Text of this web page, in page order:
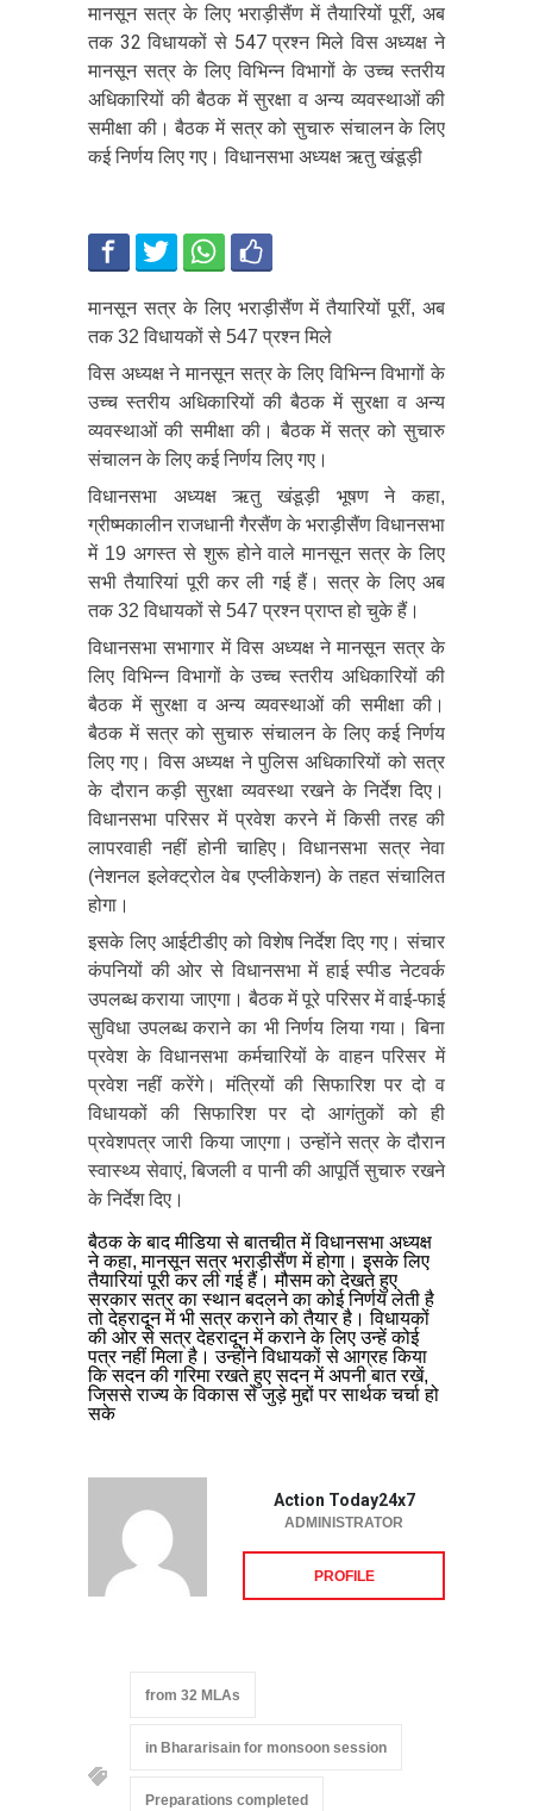
मानसून सत्र के लिए भराड़ीसैंण में तैयारियों पूरीं, अब
तक 32 विधायकों से 547 प्रश्न मिले विस अध्यक्ष ने
मानसून सत्र के लिए विभिन्न विभागों के उच्च स्तरीय
अधिकारियों की बैठक में सुरक्षा व अन्य व्यवस्थाओं की
समीक्षा की। बैठक में सत्र को सुचारु संचालन के लिए
कई निर्णय लिए गए। विधानसभा अध्यक्ष ऋतु खंडूड़ी
मानसून सत्र के लिए भराड़ीसैंण में तैयारियों पूरीं, अब
तक 32 विधायकों से 547 प्रश्न मिले
विस अध्यक्ष ने मानसून सत्र के लिए विभिन्न विभागों के
उच्च स्तरीय अधिकारियों की बैठक में सुरक्षा व अन्य
व्यवस्थाओं की समीक्षा की। बैठक में सत्र को सुचारु
संचालन के लिए कई निर्णय लिए गए।
विधानसभा अध्यक्ष ऋतु खंडूड़ी भूषण ने कहा,
ग्रीष्मकालीन राजधानी गैरसैंण के भराड़ीसैंण विधानसभा
में 19 अगस्त से शुरू होने वाले मानसून सत्र के लिए
सभी तैयारियां पूरी कर ली गई हैं। सत्र के लिए अब
तक 32 विधायकों से 547 प्रश्न प्राप्त हो चुके हैं।
विधानसभा सभागार में विस अध्यक्ष ने मानसून सत्र के
लिए विभिन्न विभागों के उच्च स्तरीय अधिकारियों की
बैठक में सुरक्षा व अन्य व्यवस्थाओं की समीक्षा की।
बैठक में सत्र को सुचारु संचालन के लिए कई निर्णय
लिए गए। विस अध्यक्ष ने पुलिस अधिकारियों को सत्र
के दौरान कड़ी सुरक्षा व्यवस्था रखने के निर्देश दिए।
विधानसभा परिसर में प्रवेश करने में किसी तरह की
लापरवाही नहीं होनी चाहिए। विधानसभा सत्र नेवा
(नेशनल इलेक्ट्रोल वेब एप्लीकेशन) के तहत संचालित
होगा।
इसके लिए आईटीडीए को विशेष निर्देश दिए गए। संचार
कंपनियों की ओर से विधानसभा में हाई स्पीड नेटवर्क
उपलब्ध कराया जाएगा। बैठक में पूरे परिसर में वाई-फाई
सुविधा उपलब्ध कराने का भी निर्णय लिया गया। बिना
प्रवेश के विधानसभा कर्मचारियों के वाहन परिसर में
प्रवेश नहीं करेंगे। मंत्रियों की सिफारिश पर दो व
विधायकों की सिफारिश पर दो आगंतुकों को ही
प्रवेशपत्र जारी किया जाएगा। उन्होंने सत्र के दौरान
स्वास्थ्य सेवाएं, बिजली व पानी की आपूर्ति सुचारु रखने
के निर्देश दिए।
बैठक के बाद मीडिया से बातचीत में विधानसभा अध्यक्ष
ने कहा, मानसून सत्र भराड़ीसैंण में होगा। इसके लिए
तैयारियां पूरी कर ली गई हैं। मौसम को देखते हुए
सरकार सत्र का स्थान बदलने का कोई निर्णय लेती है
तो देहरादून में भी सत्र कराने को तैयार है। विधायकों
की ओर से सत्र देहरादून में कराने के लिए उन्हें कोई
पत्र नहीं मिला है। उन्होंने विधायकों से आग्रह किया
कि सदन की गरिमा रखते हुए सदन में अपनी बात रखें,
जिससे राज्य के विकास से जुड़े मुद्दों पर सार्थक चर्चा हो
सके
Action Today24x7
ADMINISTRATOR
PROFILE
from 32 MLAs
in Bhararisain for monsoon session
Preparations completed